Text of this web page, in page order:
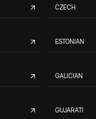
CZECH
ESTONIAN
GALICIAN
GUJARATI